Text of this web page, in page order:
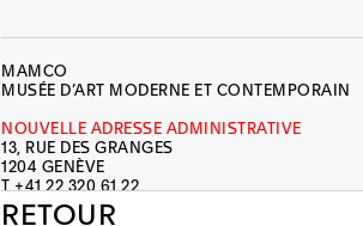
RETOUR
MAMCO
MUSÉE D’ART MODERNE ET CONTEMPORAIN
NOUVELLE ADRESSE ADMINISTRATIVE
13, RUE DES GRANGES
1204 GENÈVE
T +41 22 320 61 22
INFO@MAMCO.CH